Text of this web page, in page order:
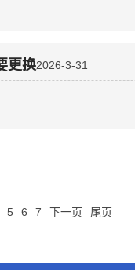
更换2026-3-31
5 6 7 下一页 尾页